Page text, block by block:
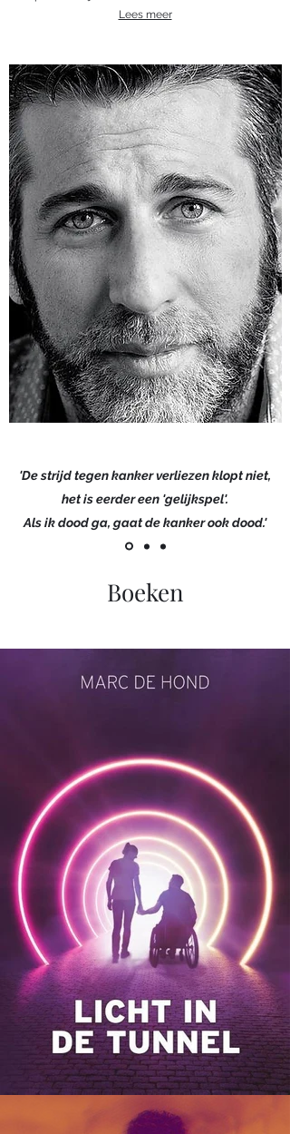
Lees meer
'De strijd tegen kanker verliezen klopt niet,
het is eerder een 'gelijkspel'.
Als ik dood ga, gaat de kanker ook dood.'
Boeken